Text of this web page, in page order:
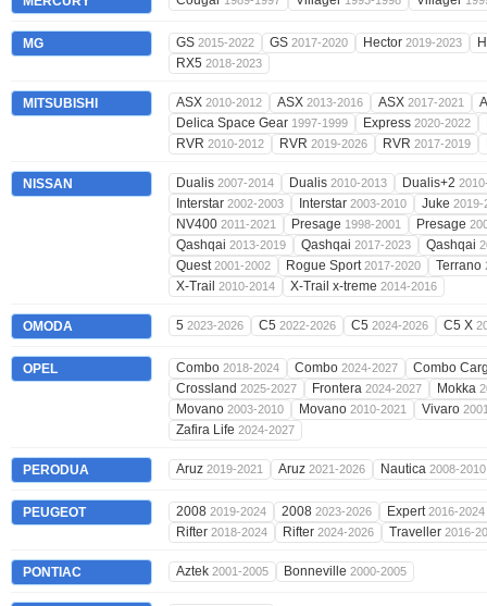
MG GS 2015-2022 GS 2017-2020 Hector 2019-2023
RX5 2018-2023
MITSUBISHI ASX 2010-2012 ASX 2013-2016 ASX 2017-2021
Delica Space Gear 1997-1999 Express 2020-2022
RVR 2010-2012 RVR 2019-2026 RVR 2017-2019
NISSAN Dualis 2007-2014 Dualis 2010-2013 Dualis+2
Interstar 2002-2003 Interstar 2003-2010 Juke 2019-
NV400 2011-2021 Presage 1998-2001 Presage
Qashqai 2013-2019 Qashqai 2017-2023 Qashqai
Quest2001-2002 Rogue Sport2017-2020 Terrano
X-Trail 2010-2014 X-Trail x-treme 2014-2016
OMODA 5 2023-2026 C5 2022-2026 C5 2024-2026 C5 X
OPEL Combo 2018-2024 Combo 2024-2027
Combo
Crossland 2025-2027 Frontera 2024-2027 Mokka
Movano 2003-2010 Movano 2010-2021 Vivaro
Zafira Life 2024-2027
PERODUA Aruz 2019-2021 Aruz 2021-2026 Nautica 2008-2010
PEUGEOT 2008 2019-2024 2008 2023-2026 Expert2016-2024
Rifter 2018-2024 Rifter 2024-2026 Traveller 2016-
PONTIAC Aztek 2001-2005 Bonneville 2000-2005